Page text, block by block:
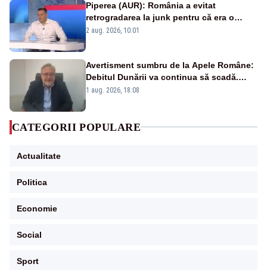
Piperea (AUR): România a evitat
retrogradarea la junk pentru că era o
catastrofă pentru bănci și fondurile de
2 aug. 2026, 10:01
Avertisment sumbru de la Apele Române:
Debitul Dunării va continua să scadă.
Cernavodă s-ar putea închide în 4 zile
1 aug. 2026, 18:08
CATEGORII POPULARE
Actualitate
Politica
Economie
Social
Sport